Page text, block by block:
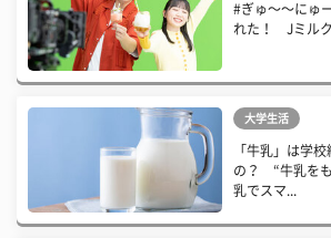
#ぎゅ〜〜にゅ
れた！ Jミルク
大学生活
「牛乳」は学
の？ “牛乳を
乳でスマ...